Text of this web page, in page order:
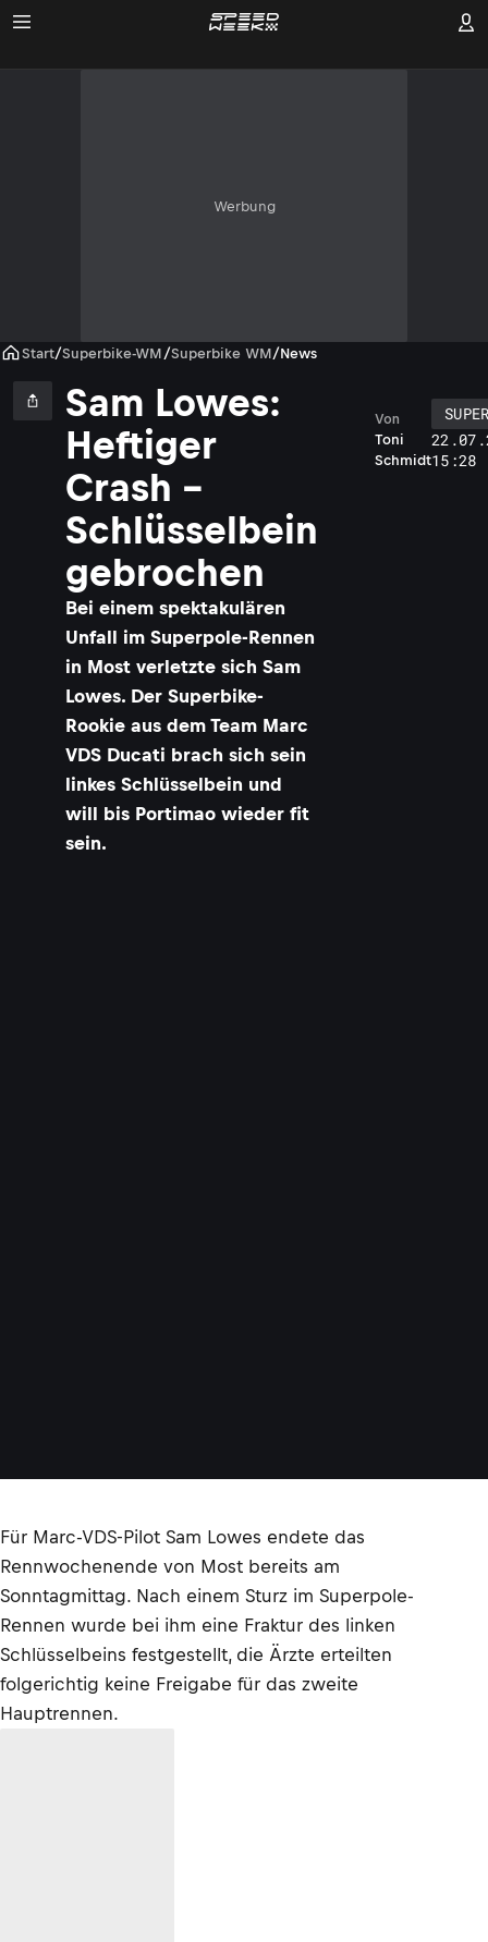
Werbung
Start/Superbike-WM /Superbike WM/News
Sam Lowes:
Heftiger
Crash –
Schlüsselbein
gebrochen
Bei einem spektakulären
Unfall im Superpole-Rennen
in Most verletzte sich Sam
Lowes. Der Superbike-
Rookie aus dem Team Marc
VDS Ducati brach sich sein
linkes Schlüsselbein und
will bis Portimao wieder fit
sein.
Toni
Schmidt
Von
15:28
Für Marc-VDS-Pilot Sam Lowes endete das
Rennwochenende von Most bereits am
Sonntagmittag. Nach einem Sturz im Superpole-
Rennen wurde bei ihm eine Fraktur des linken
Schlüsselbeins festgestellt, die Ärzte erteilten
folgerichtig keine Freigabe für das zweite
Hauptrennen.